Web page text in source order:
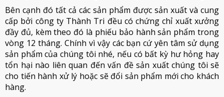
Bên cạnh đó tất cả các sản phẩm được sản xuất và cung
cấp bởi công ty Thành Tri đều có chứng chỉ xuất xưởng
đầy đủ, kèm theo đó là phiếu bảo hành sản phẩm trong
vòng 12 tháng. Chính vì vậy các bạn cứ yên tâm sử dụng
sản phẩm của chúng tôi nhé, nếu có bất kỳ hư hỏng hay
tổn hại nào liên quan đến vấn đề sản xuất chúng tôi sẽ
cho tiến hành xử lý hoặc sẽ đổi sản phẩm mới cho khách
hàng.